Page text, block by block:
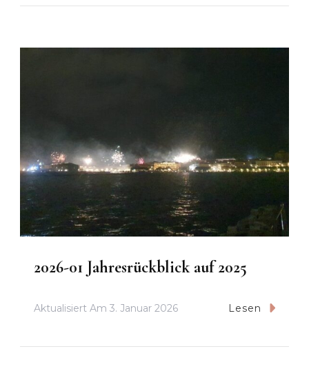
2026-01 Jahresrückblick auf 2025
Aktualisiert Am 3. Januar 2026 Lesen